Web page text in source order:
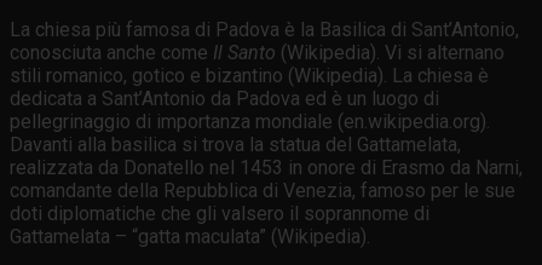
La chiesa più famosa di Padova è la Basilica di Sant’Antonio,
conosciuta anche come Il Santo (Wikipedia). Vi si alternano
stili romanico, gotico e bizantino (Wikipedia). La chiesa è
dedicata a Sant’Antonio da Padova ed è un luogo di
pellegrinaggio di importanza mondiale (en.wikipedia.org).
Davanti alla basilica si trova la statua del Gattamelata,
realizzata da Donatello nel 1453 in onore di Erasmo da Narni,
comandante della Repubblica di Venezia, famoso per le sue
doti diplomatiche che gli valsero il soprannome di
Gattamelata – “gatta maculata” (Wikipedia).